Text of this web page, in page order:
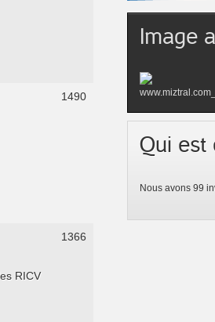
1490
RICV
1366
Image
Qui est
Nous avons 99